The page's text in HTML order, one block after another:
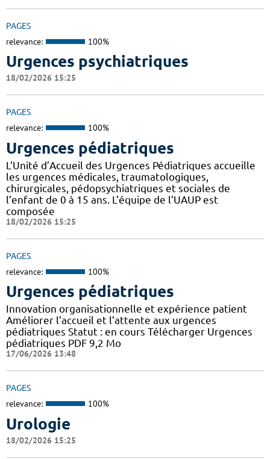
PAGES
relevance: 100%
Urgences psychiatriques
18/02/2026 15:25
PAGES
relevance: 100%
Urgences pédiatriques
L’Unité d’Accueil des Urgences Pédiatriques accueille
les urgences médicales, traumatologiques,
chirurgicales, pédopsychiatriques et sociales de
l’enfant de 0 à 15 ans. L’équipe de l’UAUP est
composée
18/02/2026 15:25
PAGES
relevance: 100%
Urgences pédiatriques
Innovation organisationnelle et expérience patient
Améliorer l’accueil et l’attente aux urgences
pédiatriques Statut : en cours Télécharger Urgences
pédiatriques PDF 9,2 Mo
17/06/2026 13:48
PAGES
relevance: 100%
Urologie
18/02/2026 15:25